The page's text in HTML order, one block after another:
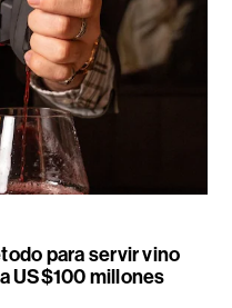
para servir vino
US$100 millones